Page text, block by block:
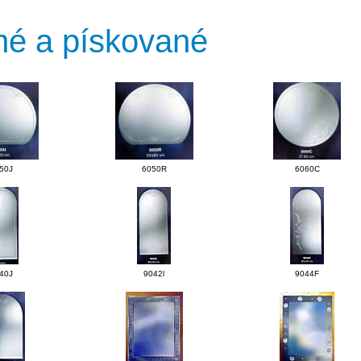
a pískované
6050R 6060C
9042l 9044F